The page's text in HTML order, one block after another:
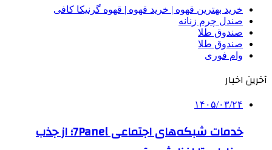
خرید بهترین قهوه | خرید قهوه | قهوه گرنیکا کافی
صندل چرم زنانه
صندوق طلا
صندوق طلا
وام فوری
آخرین اخبار
۱۴۰۵/۰۳/۲۴
خدمات شبکه‌های اجتماعی 7Panel؛ از جذب